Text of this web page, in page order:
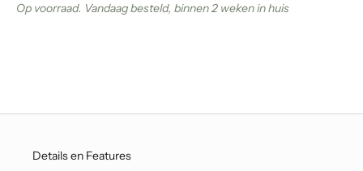
Op voorraad. Vandaag besteld, binnen 2 weken in huis
Details en Features